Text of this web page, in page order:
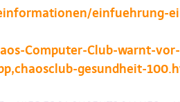
einfuehrung-
Computer-Club-warnt-vor-
gesundheit-